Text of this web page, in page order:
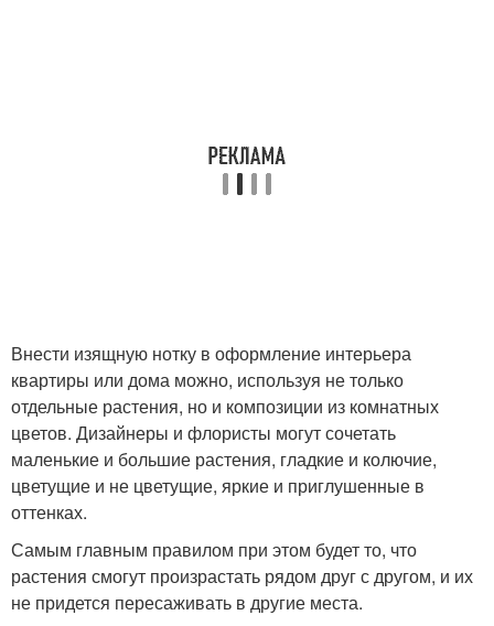
Внести изящную нотку в оформление интерьера
квартиры или дома можно, используя не только
отдельные растения, но и композиции из комнатных
цветов. Дизайнеры и флористы могут сочетать
маленькие и большие растения, гладкие и колючие,
цветущие и не цветущие, яркие и приглушенные в
оттенках.
Самым главным правилом при этом будет то, что
растения смогут произрастать рядом друг с другом, и их
не придется пересаживать в другие места.